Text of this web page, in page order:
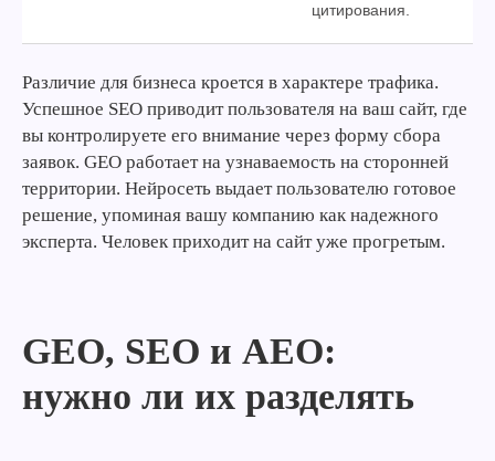
цитирования.
Различие для бизнеса кроется в характере трафика.
Успешное SEO приводит пользователя на ваш сайт, где
вы контролируете его внимание через форму сбора
заявок. GEO работает на узнаваемость на сторонней
территории. Нейросеть выдает пользователю готовое
решение, упоминая вашу компанию как надежного
эксперта. Человек приходит на сайт уже прогретым.
GEO, SEO и AEO:
нужно ли их разделять